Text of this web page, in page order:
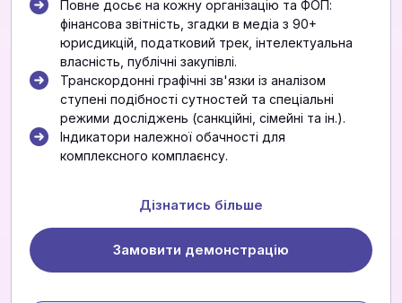
Повне досьє на кожну організацію та ФОП:
фінансова звітність, згадки в медіа з 90+
юрисдикцій, податковий трек, інтелектуальна
власність, публічні закупівлі.
Транскордонні графічні зв'язки із аналізом
ступені подібності сутностей та спеціальні
режими досліджень (санкційні, сімейні та ін.).
Індикатори належної обачності для
комплексного комплаєнсу.
Дізнатись більше
Замовити демонстрацію